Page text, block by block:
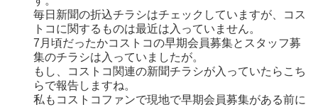
毎日新聞の折込チラシはチェックしていますが、コス
トコに関するものは最近は入っていません。
7月頃だったかコストコの早期会員募集とスタッフ募
集のチラシは入っていましたが。
もし、コストコ関連の新聞チラシが入っていたらこち
らで報告しますね。
私もコストコファンで現地で早期会員募集がある前に